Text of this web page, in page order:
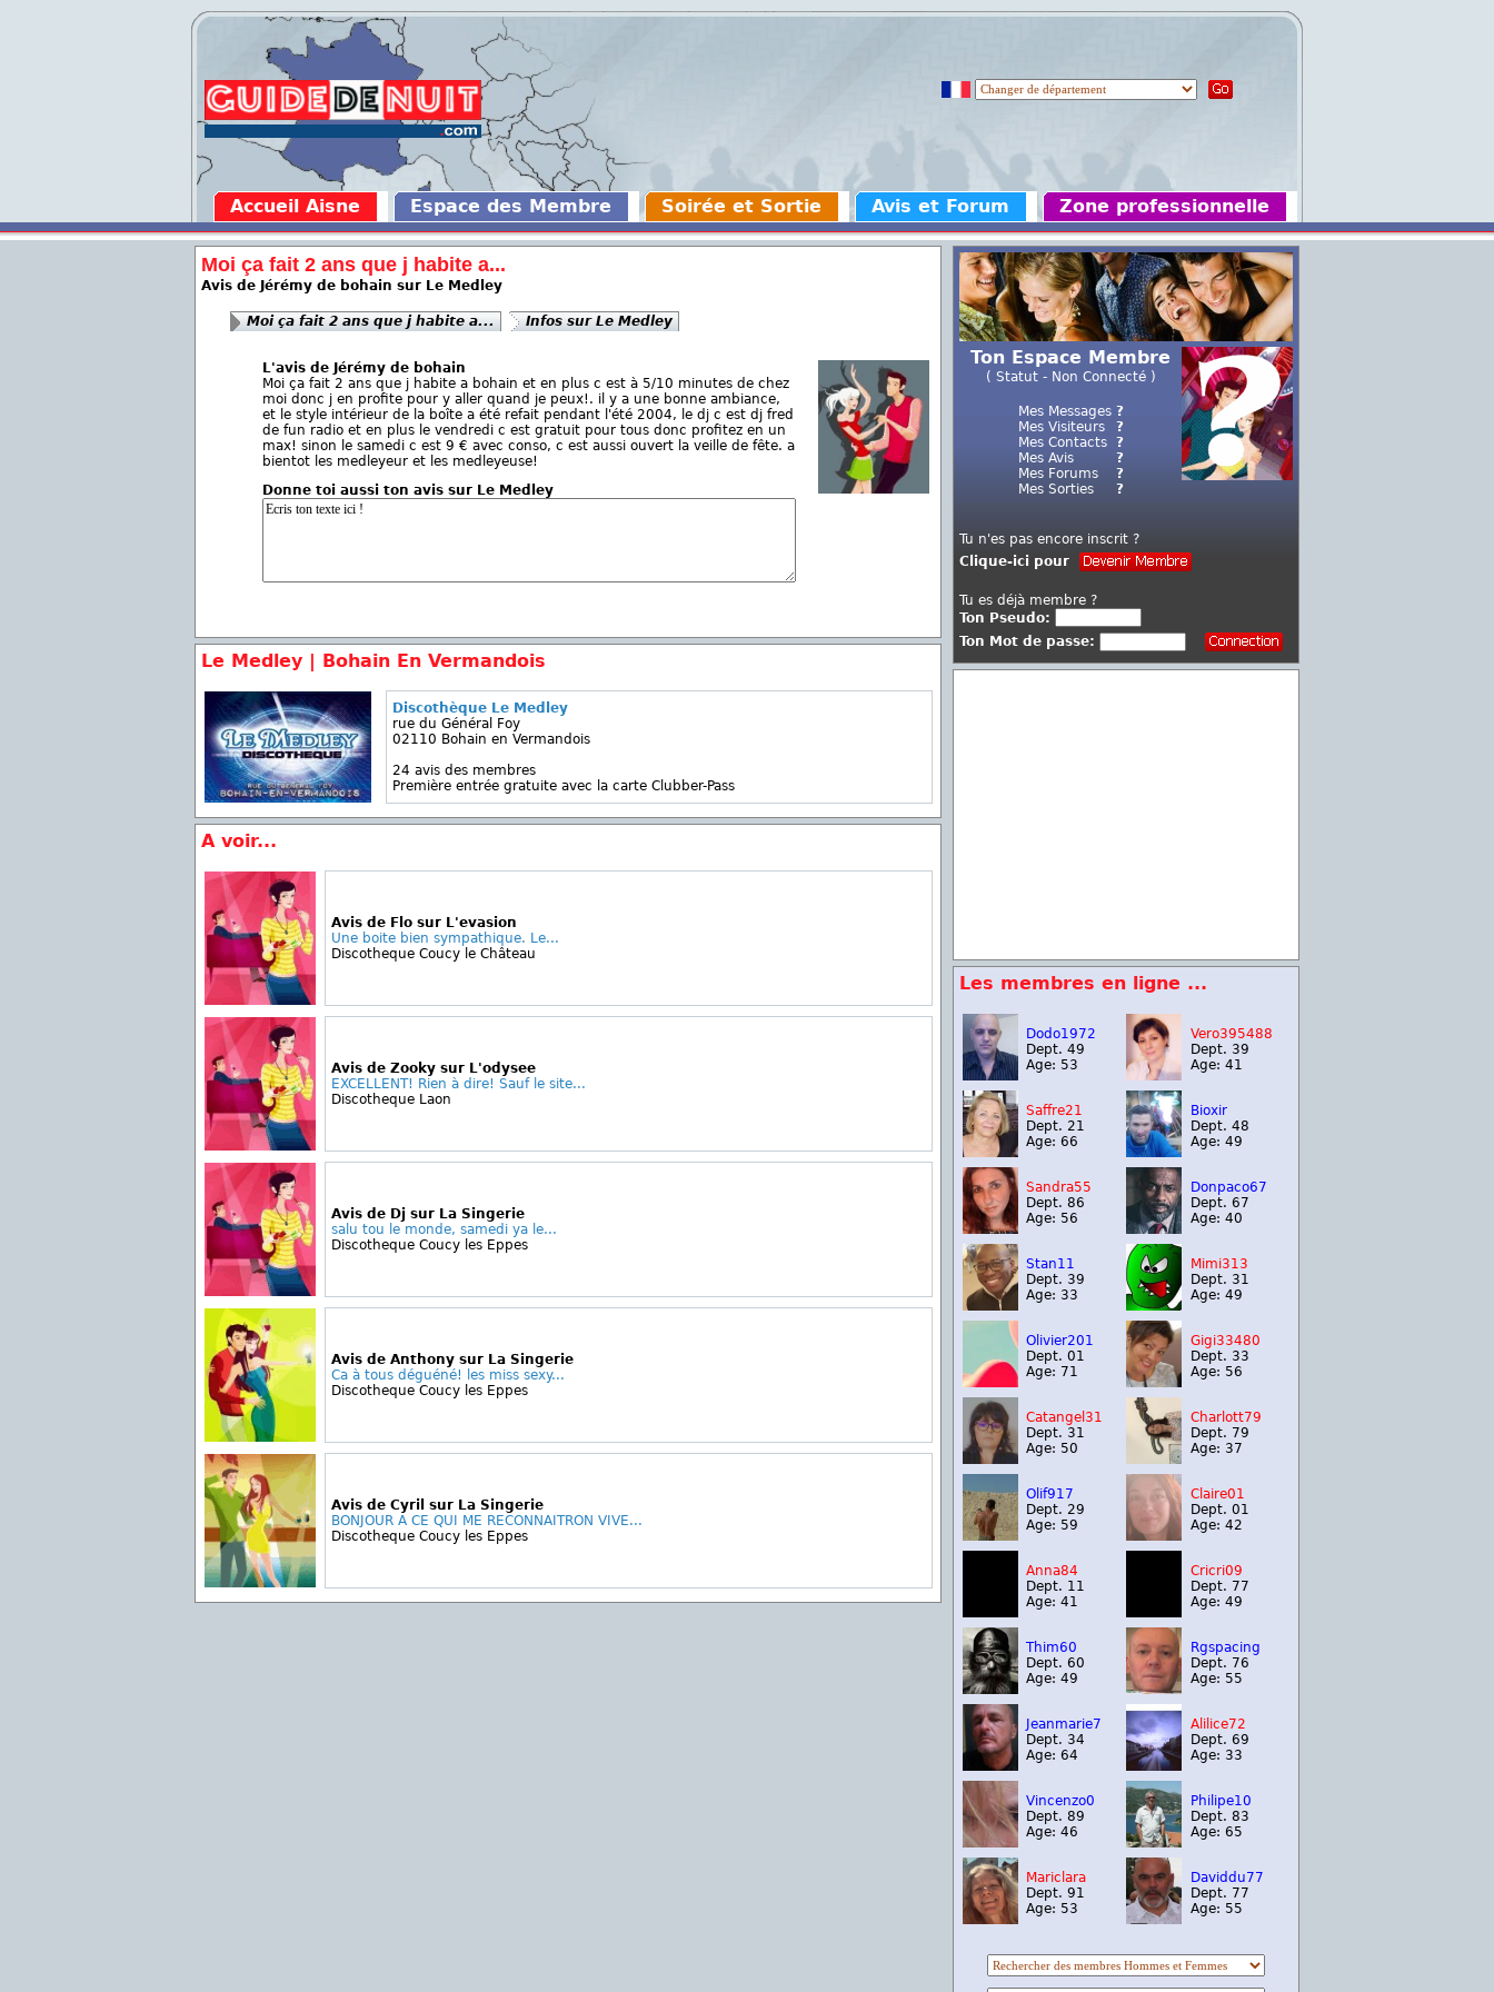
Accueil Aisne Espace des Membre Soirée et Sortie Avis et Forum Zone professionnelle
Moi ça fait 2 ans que j habite a...
Avis de Jérémy de bohain sur Le Medley
Moi ça fait 2 ans que j habite a... Infos sur Le Medley
L'avis de Jérémy de bohain
Moi ça fait 2 ans que j habite a bohain et en plus c est à 5/10 minutes de chez
moi donc j en profite pour y aller quand je peux!. il y a une bonne ambiance,
et le style intérieur de la boîte a été refait pendant l'été 2004, le dj c est dj fred
de fun radio et en plus le vendredi c est gratuit pour tous donc profitez en un
max! sinon le samedi c est 9 € avec conso, c est aussi ouvert la veille de fête. a
bientot les medleyeur et les medleyeuse!
Donne toi aussi ton avis sur Le Medley
Le Medley | Bohain En Vermandois
Discothèque Le Medley
rue du Général Foy
02110 Bohain en Vermandois
24 avis des membres
Première entrée gratuite avec la carte Clubber-Pass
A voir...
Avis de Flo sur L'evasion
Une boite bien sympathique. Le...
Discotheque Coucy le Château
Avis de Zooky sur L'odysee
EXCELLENT! Rien à dire! Sauf le site...
Discotheque Laon
Avis de Dj sur La Singerie
salu tou le monde, samedi ya le...
Discotheque Coucy les Eppes
Avis de Anthony sur La Singerie
Ca à tous déguéné! les miss sexy...
Discotheque Coucy les Eppes
Avis de Cyril sur La Singerie
BONJOUR A CE QUI ME RECONNAITRON VIVE...
Discotheque Coucy les Eppes
Ton Espace Membre
( Statut - Non Connecté )
Mes Messages
Mes Visiteurs
Mes Contacts
Mes Avis
Mes Forums
Mes Sorties
?
?
?
?
?
?
Tu n'es pas encore inscrit ?
Clique-ici pour
Tu es déjà membre ?
Ton Pseudo:
Ton Mot de passe:
Les membres en ligne ...
Dodo1972
Dept. 49
Age: 53
Vero395488
Dept. 39
Age: 41
Saffre21
Dept. 21
Age: 66
Bioxir
Dept. 48
Age: 49
Sandra55
Dept. 86
Age: 56
Donpaco67
Dept. 67
Age: 40
Stan11
Dept. 39
Age: 33
Mimi313
Dept. 31
Age: 49
Olivier201
Dept. 01
Age: 71
Gigi33480
Dept. 33
Age: 56
Catangel31
Dept. 31
Age: 50
Charlott79
Dept. 79
Age: 37
Olif917
Dept. 29
Age: 59
Claire01
Dept. 01
Age: 42
Anna84
Dept. 11
Age: 41
Cricri09
Dept. 77
Age: 49
Thim60
Dept. 60
Age: 49
Rgspacing
Dept. 76
Age: 55
Jeanmarie7
Dept. 34
Age: 64
Alilice72
Dept. 69
Age: 33
Vincenzo0
Dept. 89
Age: 46
Philipe10
Dept. 83
Age: 65
Mariclara
Dept. 91
Age: 53
Daviddu77
Dept. 77
Age: 55